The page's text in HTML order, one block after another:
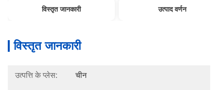
विस्तृत जानकारी उत्पाद वर्णन
विस्तृत जानकारी
उत्पत्ति के प्लेस: चीन